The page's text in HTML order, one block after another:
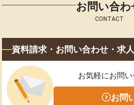
お問い合わ
CONTACT
資料請求・お問い合わせ・求
お気軽にお問
お問